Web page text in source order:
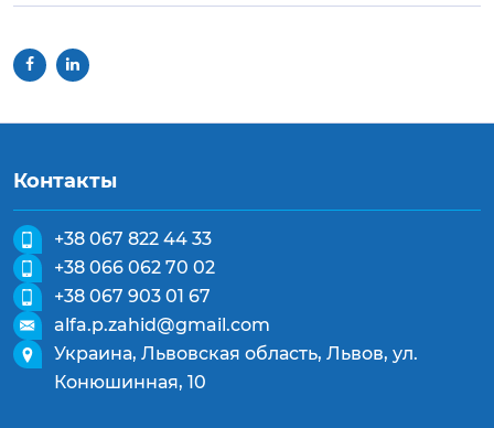
Контакты
+38 067 822 44 33
+38 066 062 70 02
+38 067 903 01 67
alfa.p.zahid@gmail.com
Украина, Львовская область, Львов, ул.
Конюшинная, 10